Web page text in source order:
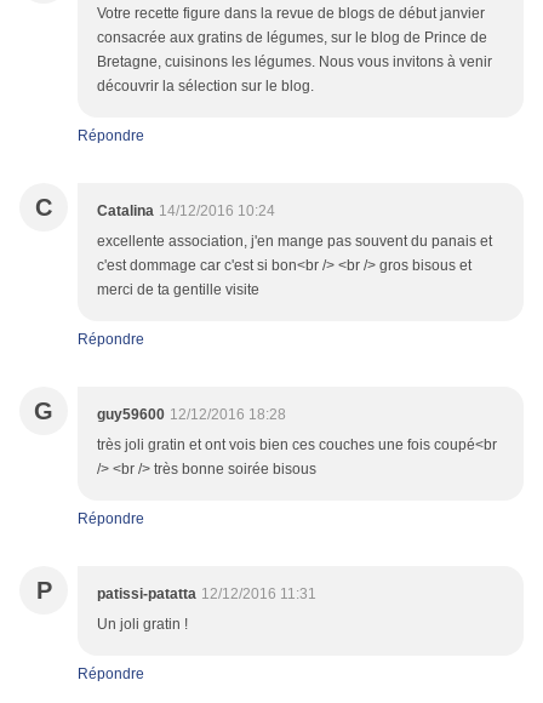
Votre recette figure dans la revue de blogs de début janvier
consacrée aux gratins de légumes, sur le blog de Prince de
Bretagne, cuisinons les légumes. Nous vous invitons à venir
découvrir la sélection sur le blog.
Répondre
C Catalina 14/12/2016 10:24
excellente association, j'en mange pas souvent du panais et
c'est dommage car c'est si bon<br /> <br /> gros bisous et
merci de ta gentille visite
Répondre
G guy59600 12/12/2016 18:28
très joli gratin et ont vois bien ces couches une fois coupé<br
/> <br /> très bonne soirée bisous
Répondre
P patissi-patatta 12/12/2016 11:31
Un joli gratin !
Répondre